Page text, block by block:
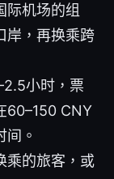
际机场的组
岸，再换乘跨
小时，票
60–150 CNY
。
乘的旅客，或